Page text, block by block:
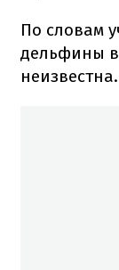
По словам
дельфины
неизвестна.